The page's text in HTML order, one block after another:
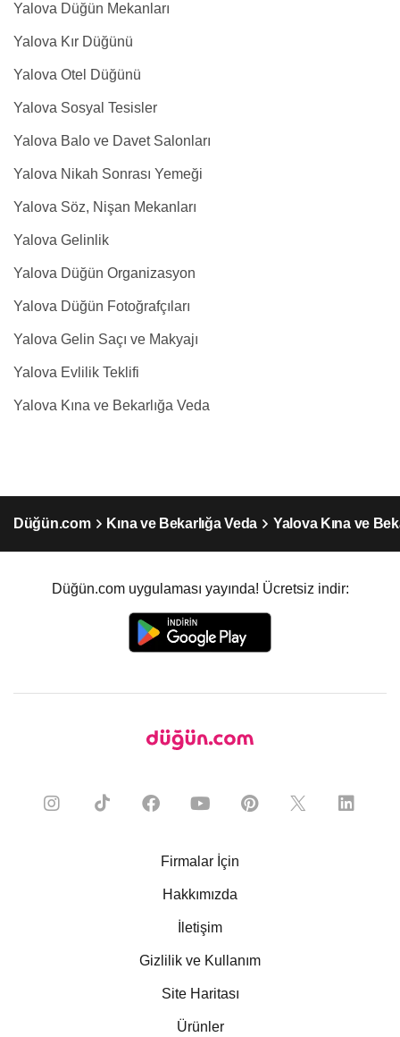
Yalova Düğün Mekanları
Yalova Kır Düğünü
Yalova Otel Düğünü
Yalova Sosyal Tesisler
Yalova Balo ve Davet Salonları
Yalova Nikah Sonrası Yemeği
Yalova Söz, Nişan Mekanları
Yalova Gelinlik
Yalova Düğün Organizasyon
Yalova Düğün Fotoğrafçıları
Yalova Gelin Saçı ve Makyajı
Yalova Evlilik Teklifi
Yalova Kına ve Bekarlığa Veda
Düğün.com Kına ve Bekarlığa Veda Yalova Kına ve
Düğün.com uygulaması yayında! Ücretsiz indir:
Firmalar İçin
Hakkımızda
İletişim
Gizlilik ve Kullanım
Site Haritası
Ürünler